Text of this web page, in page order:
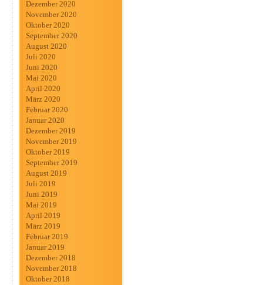
Dezember 2020
November 2020
Oktober 2020
September 2020
August 2020
Juli 2020
Juni 2020
Mai 2020
April 2020
März 2020
Februar 2020
Januar 2020
Dezember 2019
November 2019
Oktober 2019
September 2019
August 2019
Juli 2019
Juni 2019
Mai 2019
April 2019
März 2019
Februar 2019
Januar 2019
Dezember 2018
November 2018
Oktober 2018